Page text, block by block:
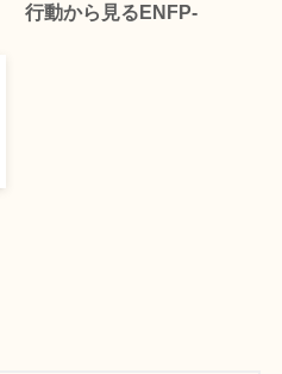
行動から見るENFP-